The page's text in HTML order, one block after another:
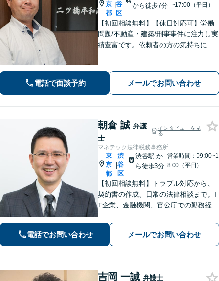
京
都
|谷
区
から徒歩7分 ~17:00（平日）
【初回相談無料】【休日対応可】労働
問題/不動産・建築/刑事事件に注力し実
績豊富です。依頼者の方の気持ちに寄
電話で面談予約 メールでお問い合わせ
朝倉 誠 弁護
士
インタビューを見
る
マネテック法律税務事務所
東
京
都
|
渋
谷
区
渋谷駅 か
ら徒歩3分
営業時間：09:00~1
8:00（平日）
【初回相談無料】トラブル対応から、
契約書の作成、日常の法律相談まで。I
T企業、金融機関、官公庁での勤務経験
を解決に導きます。【電話・メール・
WEB面談可】【渋谷駅6分】
電話でお問い合わせ メールでお問い合わせ
吉岡 一誠 弁護士